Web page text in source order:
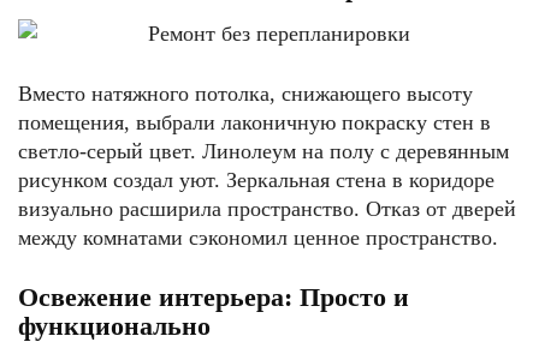
Вместо натяжного потолка, снижающего высоту
помещения, выбрали лаконичную покраску стен в
светло-серый цвет. Линолеум на полу с деревянным
рисунком создал уют. Зеркальная стена в коридоре
визуально расширила пространство. Отказ от дверей
между комнатами сэкономил ценное пространство.
Освежение интерьера: Просто и
функционально